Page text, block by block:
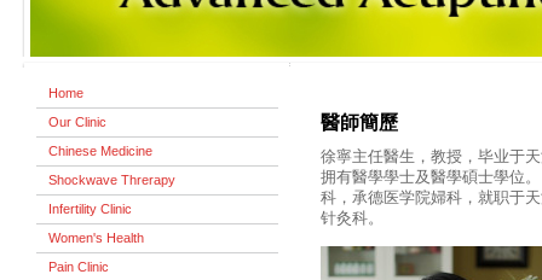
Home
Our Clinic
Chinese Medicine
Shockwave Threrapy
Infertility Clinic
Women's Health
Pain Clinic
醫師簡歷
徐寧主任醫生，教授，毕业于
拥有醫學學士及醫學碩士學位
科，承德医学院婦科，就职于
针灸科 。